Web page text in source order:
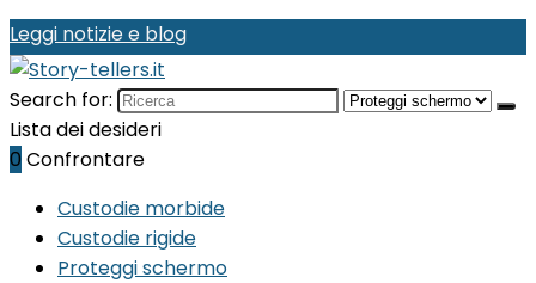
Leggi notizie e blog
Search for:
Lista dei desideri
0 Confrontare
Custodie morbide
Custodie rigide
Proteggi schermo